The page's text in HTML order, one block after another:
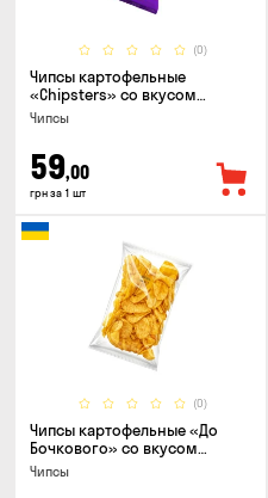
(0)
Чипсы картофельные
«Chipsters» со вкусом
острый удон, 100г
Чипсы
59,00
грн за 1 шт
(0)
Чипсы картофельные «До
Бочкового» со вкусом
сметаны с зеленью, 100г
Чипсы